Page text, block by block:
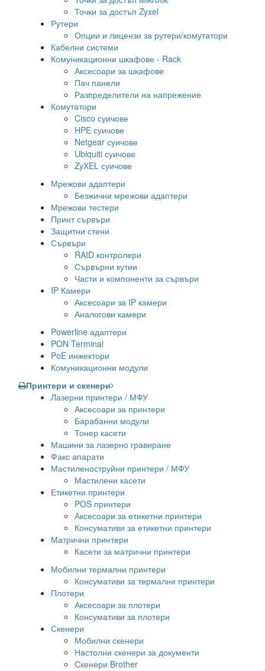
Точки за достъп Zyxel
Рутери
Опции и лицензи за рутери/комутатори
Кабелни системи
Комуникационни шкафове - Rack
Аксесоари за шкафове
Пач панели
Разпределители на напрежение
Комутатори
Cisco суичове
HPE суичове
Netgear суичове
Ubiquiti суичове
ZyXEL суичове
Мрежови адаптери
Безжични мрежови адаптери
Мрежови тестери
Принт сървъри
Защитни стени
Сървъри
RAID контролери
Сървърни кутии
Части и компоненти за сървъри
IP Камери
Аксесоари за IP камери
Аналогови камери
Powerline адаптери
PON Terminal
PoE инжектори
Комуникационни модули
Принтери и скенери
Лазерни принтери / МФУ
Аксесоари за принтери
Барабанни модули
Тонер касети
Машини за лазерно гравиране
Факс апарати
Мастиленоструйни принтери / МФУ
Мастилени касети
Етикетни принтери
POS принтери
Аксесоари за етикетни принтери
Консумативи за етикетни принтери
Матрични принтери
Касети за матрични принтери
Мобилни термални принтери
Консумативи за термални принтери
Плотери
Аксесоари за плотери
Консумативи за плотери
Скенери
Мобилни скенери
Настолни скенери за документи
Скенери Brother